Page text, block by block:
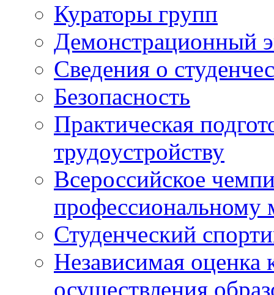
Кураторы групп
Демонстрационный
Сведения о
Безопасность
Практическая
трудоустройству
Всероссийское
профессиональному
Студенческий
Независимая оценка
осуществления